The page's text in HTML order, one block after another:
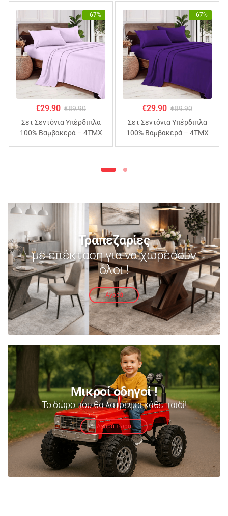
- 67%
€29.90 €89.90
Σετ Σεντόνια Υπέρδιπλα
100% Βαμβακερά – 4ΤΜΧ
- 67%
€29.90 €89.90
Σετ Σεντόνια Υπέρδιπλα
100% Βαμβακερά – 4ΤΜΧ
Τραπεζαρίες
με επέκταση για να χωρέσουν
όλοι !
Αγορά
Μικροί οδηγοί !
Το δώρο που θα λατρέψει κάθε παιδί!
Αγορά τώρα